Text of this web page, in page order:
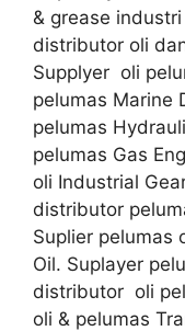
& grease
distributor oli
Supplyer oli
pelumas Marine
pelumas
pelumas Gas
oli Industrial
distributor
Suplier pelumas
Oil. Suplayer
distributor oli
oli & pelumas